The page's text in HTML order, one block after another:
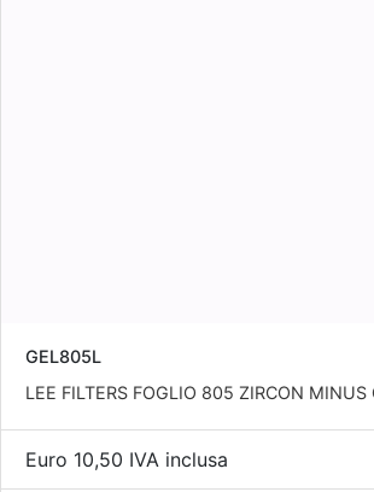
GEL805L
LEE FILTERS FOGLIO 805 ZIRCON MINUS
Euro 10,50 IVA inclusa